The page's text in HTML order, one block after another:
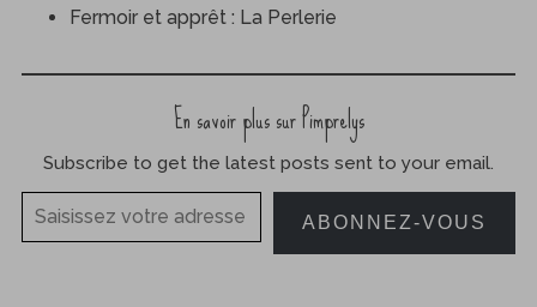
Fermoir et apprêt : La Perlerie
En savoir plus sur Pimprelys
Subscribe to get the latest posts sent to your email.
Saisissez votre adresse e-mail…
ABONNEZ-VOUS